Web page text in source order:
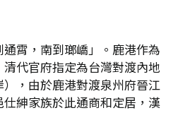
霄，南到瑯嶠」。鹿港作為
代官府指定為台灣對渡內地
，由於鹿港對渡泉州府晉江
紳家族於此通商和定居，漢